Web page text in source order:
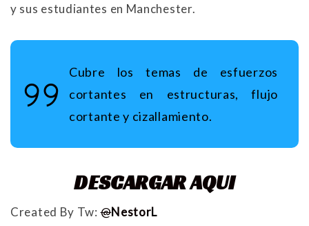
y sus estudiantes en Manchester.
Cubre los temas de esfuerzos
cortantes en estructuras, flujo
cortante y cizallamiento.
DESCARGAR AQUI
Created By Tw:@NestorL